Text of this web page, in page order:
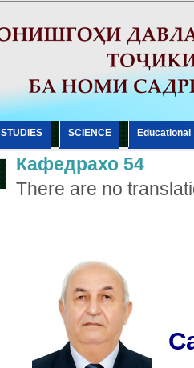
STUDIES SCIENCE Еducational
Кафедрахо 54
There are no